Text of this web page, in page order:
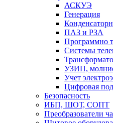
АСКУЭ
Генерация
ПАЗ и РЗА
Программно
Системы
УЗИП,
Учет
Цифровая
Безопасность
ИБП, ШОТ, СОПТ
Преобразователи